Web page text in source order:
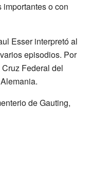
o con
Esser interpretó al
episodios. Por
Federal del
de Gauting,